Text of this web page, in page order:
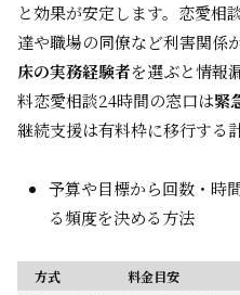
と効果が安定します。恋愛相
達や職場の同僚など利害関係
床の実務経験者を選ぶと情報
料恋愛相談24時間の窓口は緊
継続支援は有料枠に移行する
予算や目標から回数・時
る頻度を決める方法
方式 料金目安